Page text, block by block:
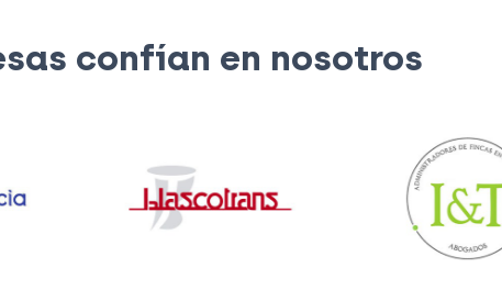
confían en nosotros